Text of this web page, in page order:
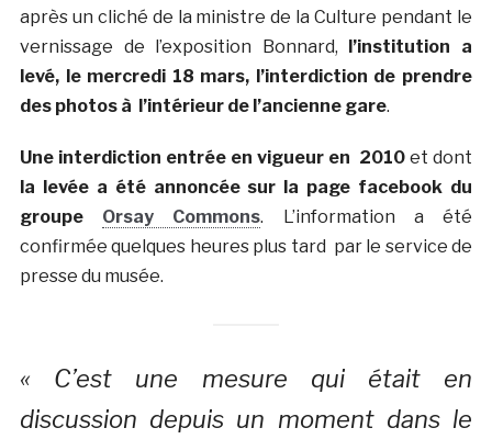
après un cliché de la ministre de la Culture pendant le
vernissage de l’exposition Bonnard,
l’institution a
levé, le mercredi 18 mars, l’interdiction de prendre
des photos à l’intérieur de l’ancienne gare.
Une interdiction entrée en vigueur en 2010 et dont
la levée a été annoncée sur la page facebook du
groupe Orsay Commons. L’information a été
confirmée quelques heures plus tard par le service de
presse du musée.
« C’est une mesure qui était en
discussion depuis un moment dans le